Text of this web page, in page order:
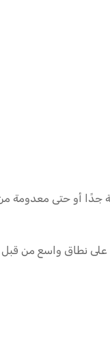
جدًا أو حتى معدومة
على نطاق واسع من قبل